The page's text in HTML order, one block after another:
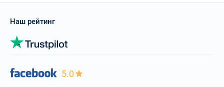
Наш рейтинг
5.0